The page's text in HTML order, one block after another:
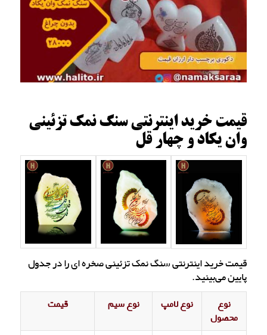
قیمت خرید اینترنتی سنگ نمک تزئینی
وان یکاد و چهار قل
قیمت خرید اینترنتی سنگ نمک تزئینی صخره ای را در جدول
پایین می‌بینید.
نوع
محصول
نوع لامپ نوع سیم قیمت